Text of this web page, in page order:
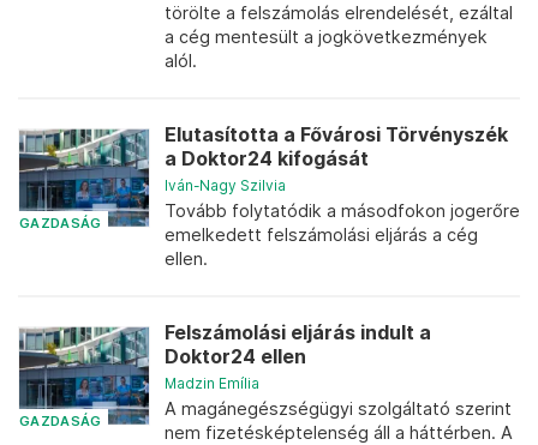
törölte a felszámolás elrendelését, ezáltal
a cég mentesült a jogkövetkezmények
alól.
GAZDASÁG
Elutasította a Fővárosi Törvényszék
a Doktor24 kifogását
Iván-Nagy Szilvia
Tovább folytatódik a másodfokon jogerőre
emelkedett felszámolási eljárás a cég
ellen.
GAZDASÁG
Felszámolási eljárás indult a
Doktor24 ellen
Madzin Emília
A magánegészségügyi szolgáltató szerint
nem fizetésképtelenség áll a háttérben. A